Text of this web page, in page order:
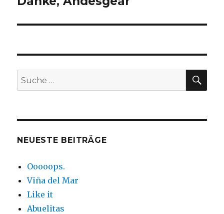
Suche
nach:
NEUESTE BEITRÄGE
Ooooops.
Viña del Mar
Like it
Abuelitas